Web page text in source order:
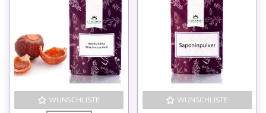
WUNSCHLISTE
WUNSCHLISTE